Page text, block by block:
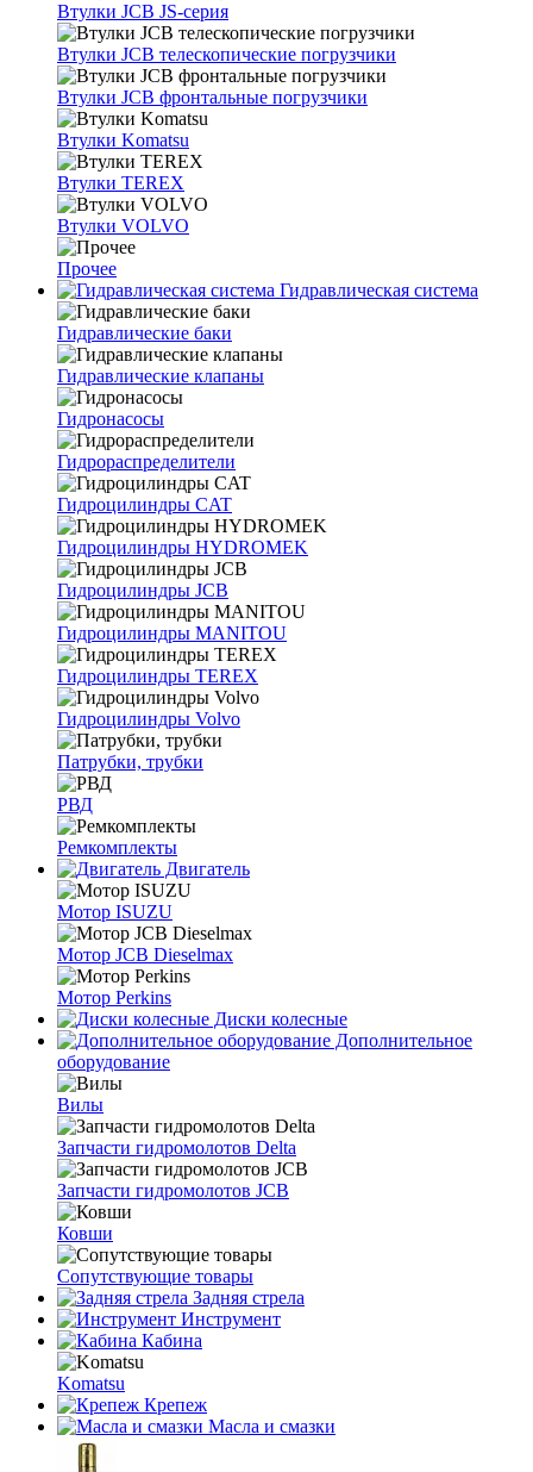
Втулки JCB JS-серия
Втулки JCB телескопические погрузчики
Втулки JCB фронтальные погрузчики
Втулки Komatsu
Втулки TEREX
Втулки VOLVO
Прочее
Гидравлическая система
Гидравлические баки
Гидравлические клапаны
Гидронасосы
Гидрораспределители
Гидроцилиндры CAT
Гидроцилиндры HYDROMEK
Гидроцилиндры JCB
Гидроцилиндры MANITOU
Гидроцилиндры TEREX
Гидроцилиндры Volvo
Патрубки, трубки
РВД
Ремкомплекты
Двигатель
Мотор ISUZU
Мотор JCB Dieselmax
Мотор Perkins
Диски колесные
Дополнительное
оборудование
Вилы
Запчасти гидромолотов Delta
Запчасти гидромолотов JCB
Ковши
Сопутствующие товары
Задняя стрела
Инструмент
Кабина
Komatsu
Крепеж
Масла и смазки